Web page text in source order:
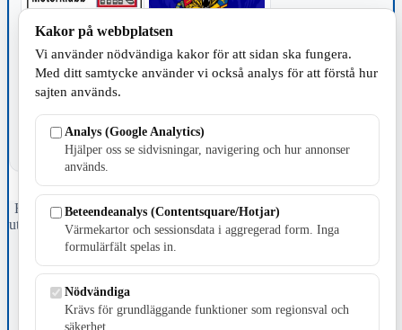
TILLVERKNING
Fristående webbtidningsföretag grundat 1991 som sedan 2002 ger
ut tidningen Skillingaryd.nu och 2010 lanserades Värnamo.nu. Från
april 2026 omfattar Skillingaryd.nu tre kommuner: Gnosjö,
Värnamo och Vaggeryds kommun.
E-post: redaktionen@skillingaryd.nu
Postadress: Gisslaköp 1, 568 92 Skillingaryd
Kakor på webbplatsen
Vi använder nödvändiga kakor för att sidan ska fungera.
Med ditt samtycke använder vi också analys för att förstå hur
sajten används.
Analys (Google Analytics)
Hjälper oss se sidvisningar, navigering och hur annonser
används.
Beteendeanalys (Contentsquare/Hotjar)
Värmekartor och sessionsdata i aggregerad form. Inga
formulärfält spelas in.
Nödvändiga
Krävs för grundläggande funktioner som regionsval och
säkerhet.